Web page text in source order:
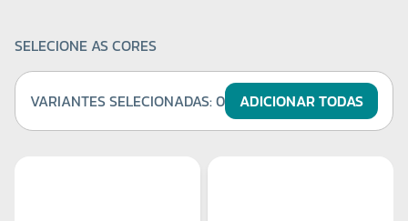
SELECIONE AS CORES
VARIANTES SELECIONADAS:0 ADICIONAR TODAS